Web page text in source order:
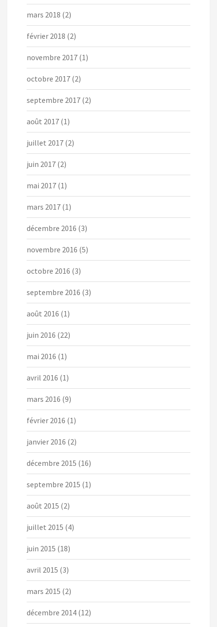
mars 2018 (2)
février 2018 (2)
novembre 2017 (1)
octobre 2017 (2)
septembre 2017 (2)
août 2017 (1)
juillet 2017 (2)
juin 2017 (2)
mai 2017 (1)
mars 2017 (1)
décembre 2016 (3)
novembre 2016 (5)
octobre 2016 (3)
septembre 2016 (3)
août 2016 (1)
juin 2016 (22)
mai 2016 (1)
avril 2016 (1)
mars 2016 (9)
février 2016 (1)
janvier 2016 (2)
décembre 2015 (16)
septembre 2015 (1)
août 2015 (2)
juillet 2015 (4)
juin 2015 (18)
avril 2015 (3)
mars 2015 (2)
décembre 2014 (12)